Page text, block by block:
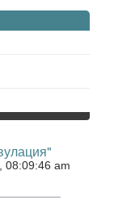
08:09:46 am